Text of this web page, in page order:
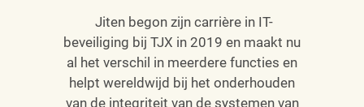
Jiten begon zijn carrière in IT-
beveiliging bij TJX in 2019 en maakt nu
al het verschil in meerdere functies en
helpt wereldwijd bij het onderhouden
van de integriteit van de systemen van